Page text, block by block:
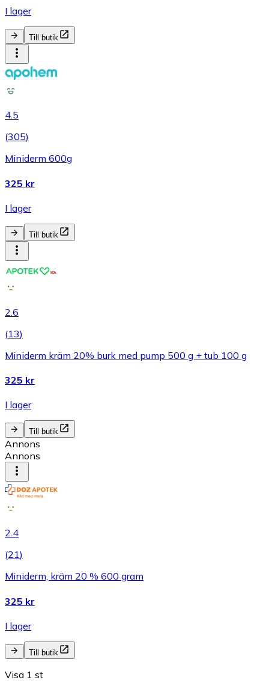
I lager
Till butik
4.5
(305)
Miniderm 600g
325 kr
I lager
Till butik
2.6
(13)
Miniderm kräm 20% burk med pump 500 g + tub 100 g
325 kr
I lager
Till butik
Annons
Annons
2.4
(21)
Miniderm, kräm 20 % 600 gram
325 kr
I lager
Till butik
Visa 1 st